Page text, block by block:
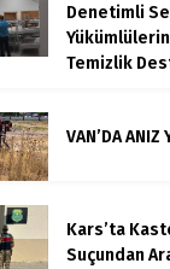
Denetimli
Temizlik
VAN’DA ANIZ
Kars’ta
Suçundan